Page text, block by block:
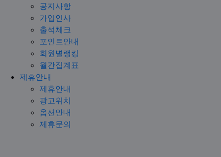
공지사항
가입인사
출석체크
포인트안내
회원별랭킹
월간집계표
제휴안내
제휴안내
광고위치
옵션안내
제휴문의